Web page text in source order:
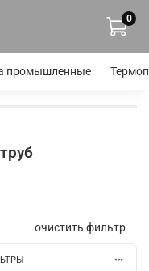
0
промышленные
очистить фильтр